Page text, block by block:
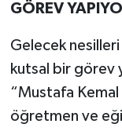
GÖREV
Gelecek
kutsal bir görev
“Mustafa
öğretmen ve